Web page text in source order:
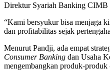
Direktur Syariah Banking CIMB
“Kami bersyukur bisa menjaga
dan profitabilitas sejak
Menurut Pandji, ada empat
Consumer Banking dan Usaha
mengembangkan produk-produk